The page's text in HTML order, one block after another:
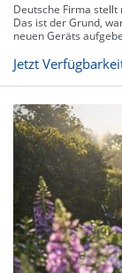
Deutsche Firma
Das ist der Grund,
neuen Geräts
Jetzt